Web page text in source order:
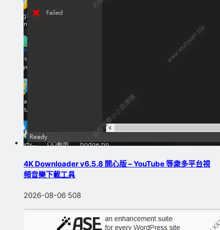
4K Downloader v6.5.8 開心版 – YouTube 等衆多平台視
頻音樂下載工具
2026-08-06 508